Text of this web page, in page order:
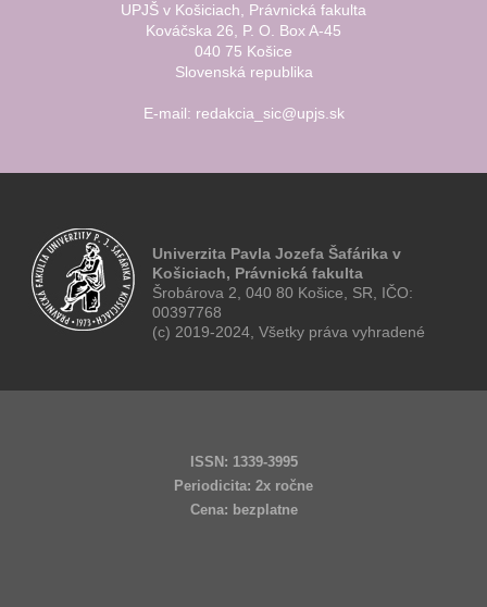
UPJŠ v Košiciach, Právnická fakulta
Kováčska 26, P. O. Box A-45
040 75 Košice
Slovenská republika
E-mail: redakcia_sic@upjs.sk
Univerzita Pavla Jozefa Šafárika v
Košiciach, Právnická fakulta
Šrobárova 2, 040 80 Košice, SR, IČO:
00397768
(c) 2019-2024, Všetky práva vyhradené
ISSN: 1339-3995
Periodicita: 2x ročne
Cena: bezplatne